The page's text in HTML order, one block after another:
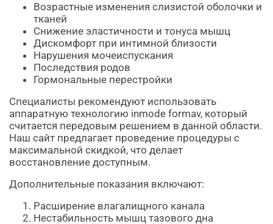
Возрастные изменения слизистой оболочки и
тканей
Снижение эластичности и тонуса мышц
Дискомфорт при интимной близости
Нарушения мочеиспускания
Последствия родов
Гормональные перестройки
Специалисты рекомендуют использовать
аппаратную технологию inmode formav, который
считается передовым решением в данной области.
Наш сайт предлагает проведение процедуры с
максимальной скидкой, что делает
восстановление доступным.
Дополнительные показания включают:
Расширение влагалищного канала
Нестабильность мышц тазового дна